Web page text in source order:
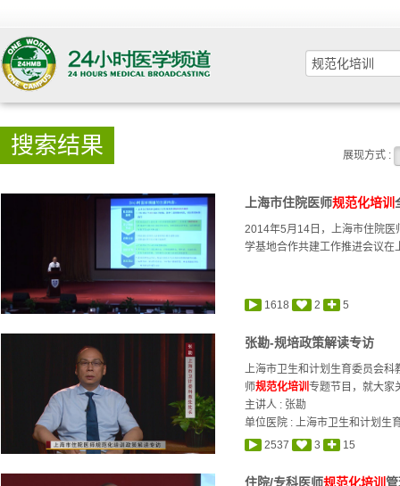
搜索结果 展现方式 :
上海市住院医师规范化培训
2014年5月14日，上海市住院医
学基地合作共建工作推进会议在
1618 2 5
张勘-规培政策解读专访
上海市卫生和计划生育委员会
师规范化培训专题节目，就大家
主讲人 : 张勘
单位医院 : 上海市卫生和计划生
2537
3 15
住院/专科医师规范化培训